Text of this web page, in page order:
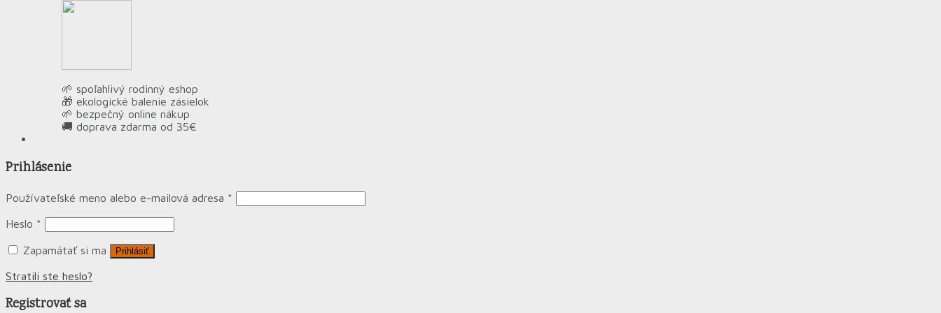
🌱 spoľahlivý rodinný eshop
🎁 ekologické balenie zásielok
🌱 bezpečný online nákup
🚚 doprava zdarma od 35€
Prihlásenie
Používateľské meno alebo e-mailová adresa *
Heslo *
Zapamätať si ma Prihlásiť
Stratili ste heslo?
Registrovať sa